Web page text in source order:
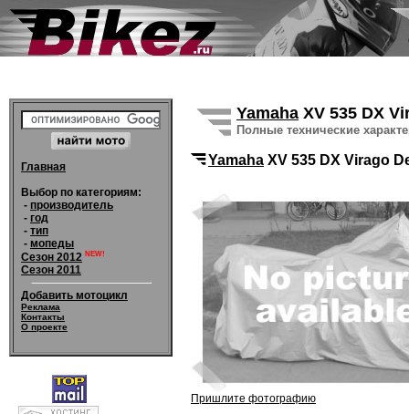
Главная
Выбор по категориям:
- производитель
- год
- тип
- мопеды
Сезон 2012 NEW!
Сезон 2011
Добавить мотоцикл
Реклама
Контакты
О проекте
Yamaha XV 535 DX
Полные технические
Yamaha XV 535 DX Virago
Пришлите фотографию